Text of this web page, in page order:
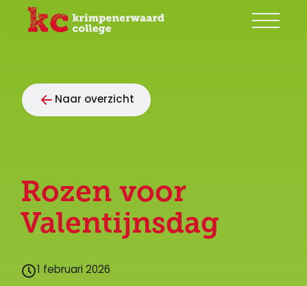
Onze school
Groep 7/8
Leerlingen
Contact
Naar overzicht
Rozen voor
Valentijnsdag
1 februari 2026